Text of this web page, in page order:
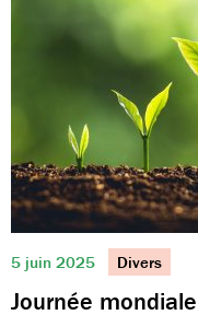
5 juin 2025 Divers
Journée